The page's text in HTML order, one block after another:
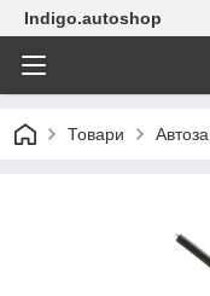
Indigo.autoshop
Товари